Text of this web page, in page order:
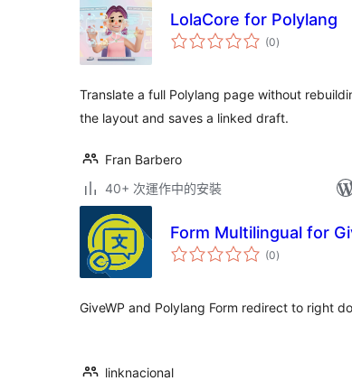
LolaCore for Polylang
(0總
評)
Translate a full Polylang page without
the layout and saves a linked draft.
Fran Barbero
40+ 次運作中的安裝
Form Multilingual for
(0總
評)
GiveWP and Polylang Form redirect to right
linknacional